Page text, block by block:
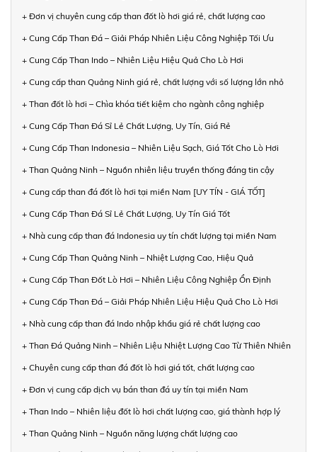
+ Đơn vị chuyên cung cấp than đốt lò hơi giá rẻ, chất lượng cao
+ Cung Cấp Than Đá – Giải Pháp Nhiên Liệu Công Nghiệp Tối Ưu
+ Cung Cấp Than Indo – Nhiên Liệu Hiệu Quả Cho Lò Hơi
+ Cung cấp than Quảng Ninh giá rẻ, chất lượng với số lượng lớn nhỏ
+ Than đốt lò hơi – Chìa khóa tiết kiệm cho ngành công nghiệp
+ Cung Cấp Than Đá Sỉ Lẻ Chất Lượng, Uy Tín, Giá Rẻ
+ Cung Cấp Than Indonesia – Nhiên Liệu Sạch, Giá Tốt Cho Lò Hơi
+ Than Quảng Ninh – Nguồn nhiên liệu truyền thống đáng tin cậy
+ Cung cấp than đá đốt lò hơi tại miền Nam [UY TÍN - GIÁ TỐT]
+ Cung Cấp Than Đá Sỉ Lẻ Chất Lượng, Uy Tín Giá Tốt
+ Nhà cung cấp than đá Indonesia uy tín chất lượng tại miền Nam
+ Cung Cấp Than Quảng Ninh – Nhiệt Lượng Cao, Hiệu Quả
+ Cung Cấp Than Đốt Lò Hơi – Nhiên Liệu Công Nghiệp Ổn Định
+ Cung Cấp Than Đá – Giải Pháp Nhiên Liệu Hiệu Quả Cho Lò Hơi
+ Nhà cung cấp than đá Indo nhập khẩu giá rẻ chất lượng cao
+ Than Đá Quảng Ninh – Nhiên Liệu Nhiệt Lượng Cao Từ Thiên Nhiên
+ Chuyên cung cấp than đá đốt lò hơi giá tốt, chất lượng cao
+ Đơn vị cung cấp dịch vụ bán than đá uy tín tại miền Nam
+ Than Indo – Nhiên liệu đốt lò hơi chất lượng cao, giá thành hợp lý
+ Than Quảng Ninh – Nguồn năng lượng chất lượng cao